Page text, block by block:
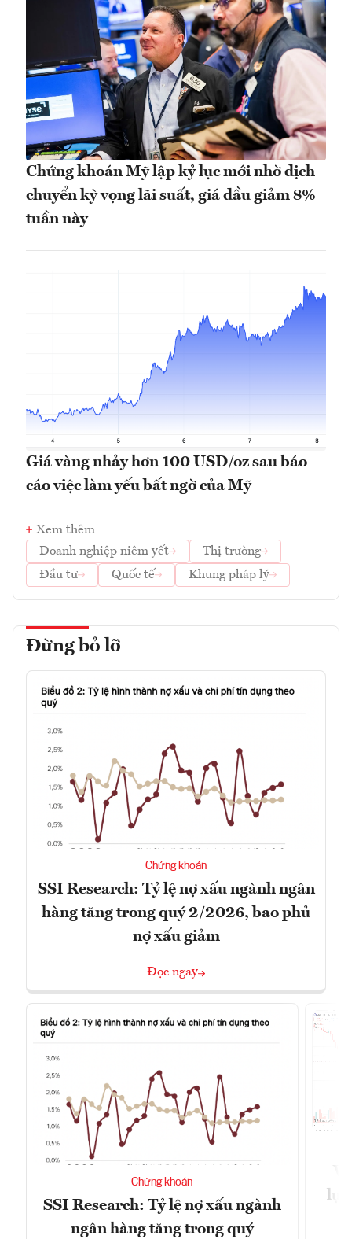
Chứng khoán Mỹ lập kỷ lục mới nhờ dịch
chuyển kỳ vọng lãi suất, giá dầu giảm 8%
tuần này
Giá vàng nhảy hơn 100 USD/oz sau báo
cáo việc làm yếu bất ngờ của Mỹ
Xem thêm
Doanh nghiệp niêm yết
Thị trường
Đầu tư
Quốc tế Khung pháp lý
Đừng bỏ lỡ
Chứng khoán
SSI Research: Tỷ lệ nợ xấu ngành ngân
hàng tăng trong quý 2/2026, bao phủ
nợ xấu giảm
Đọc ngay
Chứng khoán
SSI Research: Tỷ lệ nợ xấu ngành
ngân hàng tăng trong quý
lực